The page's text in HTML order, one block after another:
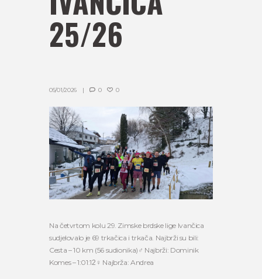
25/26
05/01/2026 0 0
Na četvrtom kolu 29. Zimske brdske lige Ivančica
sudjelovalo je 69 trkačica i trkača. Najbrži su bili:
Cesta – 10 km (56 sudionika)‍♂️ Najbrži: Dominik
Komes – 1:01:12‍♀️ Najbrža: Andrea